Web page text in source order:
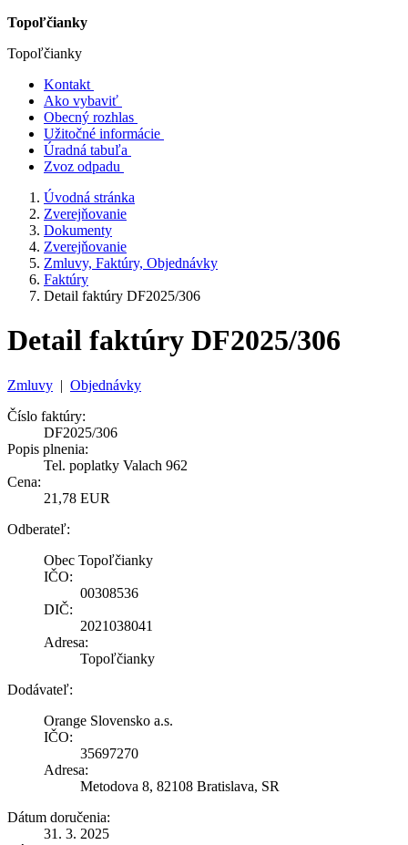
Topoľčianky
Topoľčianky
Kontakt
Ako vybaviť
Obecný rozhlas
Užitočné informácie
Úradná tabuľa
Zvoz odpadu
Úvodná stránka
Zverejňovanie
Dokumenty
Zverejňovanie
Zmluvy, Faktúry, Objednávky
Faktúry
Detail faktúry DF2025/306
Detail faktúry DF2025/306
Zmluvy | Objednávky
Číslo faktúry:
DF2025/306
Popis plnenia:
Tel. poplatky Valach 962
Cena:
21,78 EUR
Odberateľ:
Obec Topoľčianky
IČO:
00308536
DIČ:
2021038041
Adresa:
Topoľčianky
Dodávateľ:
Orange Slovensko a.s.
IČO:
35697270
Adresa:
Metodova 8, 82108 Bratislava, SR
Dátum doručenia:
31. 3. 2025